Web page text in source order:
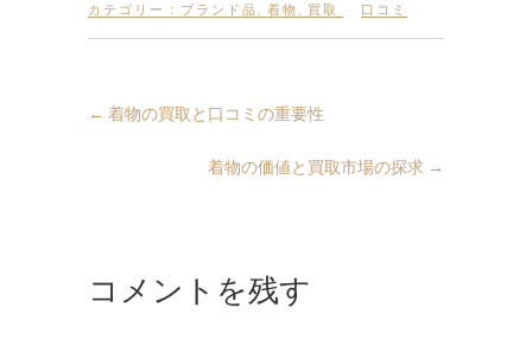
カテゴリー : ブランド品 着物 買取 口コミ
← 着物の買取と口コミの重要性
着物の価値と買取市場の探求 →
コメントを残す